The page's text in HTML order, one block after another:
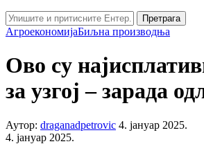
Претрага
АгроекономијаБиљна производња
Ово су
за узгој – зарада
Аутор: draganadpetrovic 4. јануар 2025.
4. јануар 2025.